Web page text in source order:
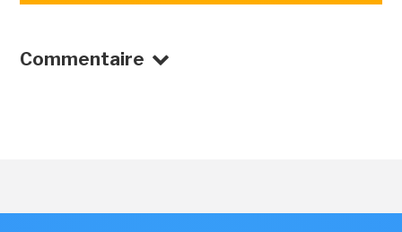
Commentaire